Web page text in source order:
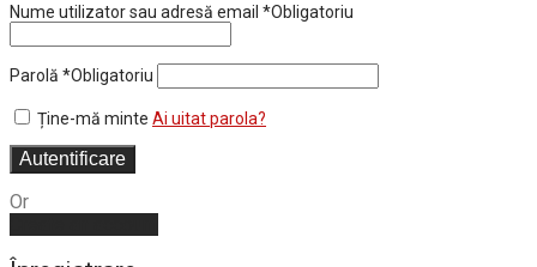
Nume utilizator sau adresă email *Obligatoriu
Parolă *Obligatoriu
Ține-mă minte Ai uitat parola?
Autentificare
Or